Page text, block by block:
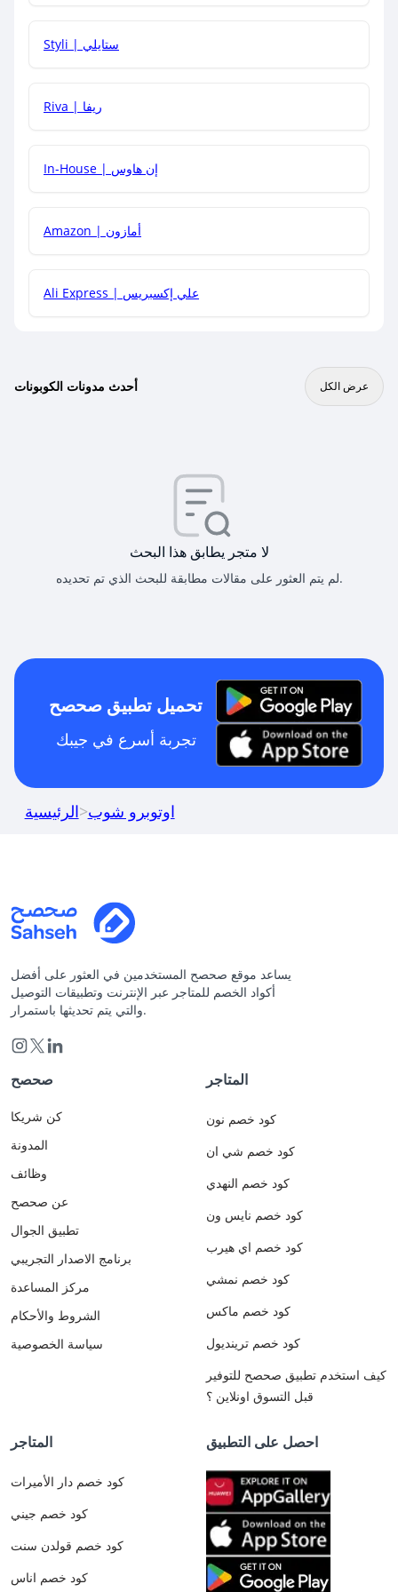
هل يمكنني جمع كود خصم مع العروض الأخرى؟
Styli | ستايلي
Riva | ريفا
In-House | إن هاوس
Amazon | أمازون
Ali Express | علي إكسبريس
أحدث مدونات الكوبونات عرض الكل
لا متجر يطابق هذا البحث
لم يتم العثور على مقالات مطابقة للبحث الذي تم تحديده.
تحميل تطبيق صحصح
تجربة أسرع في جيبك
الرئيسية>اوتوبرو شوب
يساعد موقع صحصح المستخدمين في العثور على أفضل
أكواد الخصم للمتاجر عبر الإنترنت وتطبيقات التوصيل
والتي يتم تحديثها باستمرار.
صحصح
كن شريكا
المدونة
وظائف
عن صحصح
تطبيق الجوال
برنامج الاصدار التجريبي
مركز المساعدة
الشروط والأحكام
سياسة الخصوصية
المتاجر
كود خصم نون
كود خصم شي ان
كود خصم النهدي
كود خصم نايس ون
كود خصم اي هيرب
كود خصم نمشي
كود خصم ماكس
كود خصم ترينديول
كيف استخدم تطبيق صحصح للتوفير
قبل التسوق اونلاين ؟
المتاجر
كود خصم دار الأميرات
كود خصم جيني
كود خصم قولدن سنت
كود خصم اناس
احصل على التطبيق